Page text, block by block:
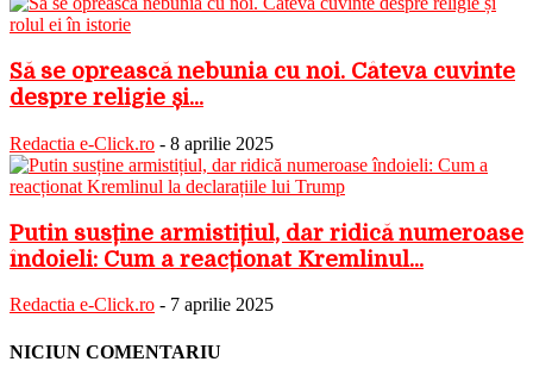
Să se oprească nebunia cu noi. Câteva cuvinte
despre religie și...
Redactia e-Click.ro - 8 aprilie 2025
Putin susține armistițiul, dar ridică numeroase
îndoieli: Cum a reacționat Kremlinul...
Redactia e-Click.ro - 7 aprilie 2025
NICIUN COMENTARIU